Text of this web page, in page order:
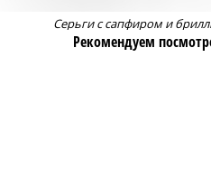
Серьги с сапфиром и
Рекомендуем